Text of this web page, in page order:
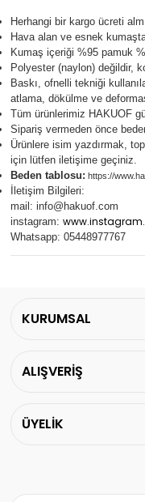
Herhangi bir kargo ücreti
Hava alan ve esnek
Kumaş içeriği %95 pamuk
Polyester (naylon) değildir,
Baskı, ofnelli tekniği
atlama, dökülme ve
Tüm ürünlerimiz HAKUOF
Sipariş vermeden önce
Ürünlere isim yazdırmak,
için lütfen iletişime geçiniz.
Beden tablosu: https://
İletişim Bilgileri:
mail: info@hakuof.com
instagram:
Whatsapp: 05448977767
KURUMSAL
ALIŞVERİŞ
ÜYELİK